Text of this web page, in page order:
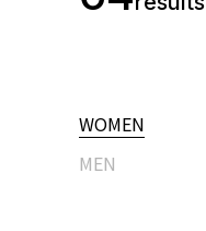
WOMEN
MEN